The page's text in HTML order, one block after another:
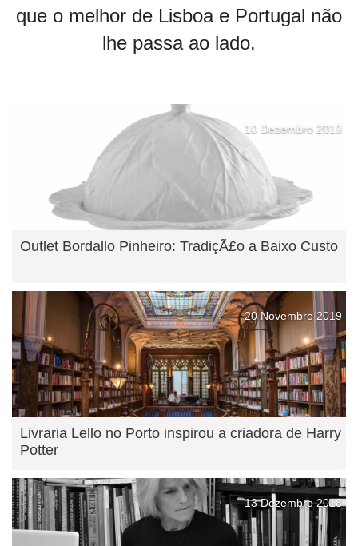
que o melhor de Lisboa e Portugal não
lhe passa ao lado.
10 Dezembro 2019
Outlet Bordallo Pinheiro: TradiçÃ£o a Baixo Custo
20 Novembro 2019
Livraria Lello no Porto inspirou a criadora de Harry
Potter
13 Dezembro 2018